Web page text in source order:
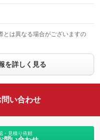
：装備なし
フロントカメラ
：装備なし
：装備あり
ルーフレール
：装備あり
：装備なし
は異なる場合がございますの
を詳しく見る
い合わせ
・見積り依頼